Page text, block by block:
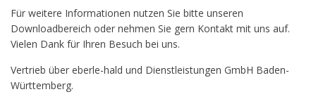
Für weitere Informationen nutzen Sie bitte unseren
Downloadbereich oder nehmen Sie gern Kontakt mit uns auf.
Vielen Dank für Ihren Besuch bei uns.
Vertrieb über eberle-hald und Dienstleistungen GmbH Baden-
Württemberg.